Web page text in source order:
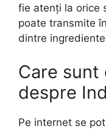
fie atenți la orice
poate transmite
dintre
Care sunt
despre
Pe internet se